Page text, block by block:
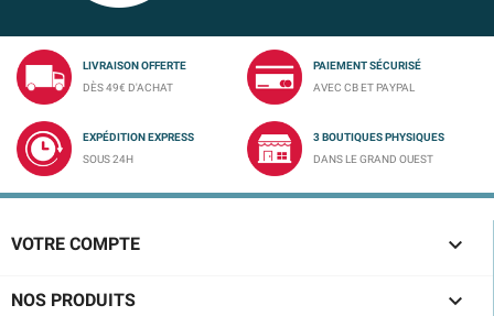
LIVRAISON OFFERTE
DÈS 49€ D'ACHAT
PAIEMENT SÉCURISÉ
AVEC CB ET PAYPAL
EXPÉDITION EXPRESS
SOUS 24H
3 BOUTIQUES PHYSIQUES
DANS LE GRAND OUEST
VOTRE COMPTE 
NOS PRODUITS 